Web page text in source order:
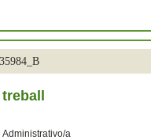
Administrativo/a